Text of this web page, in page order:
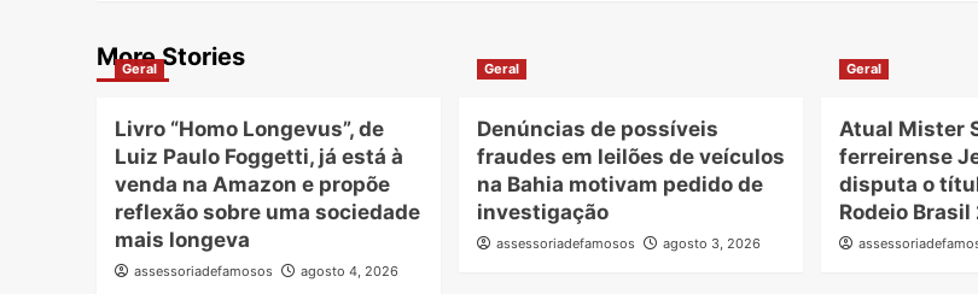
More Stories
Geral
Livro “Homo Longevus”, de
Luiz Paulo Foggetti, já está à
venda na Amazon e propõe
reflexão sobre uma sociedade
mais longeva
assessoriadefamosos agosto 4, 2026
Geral
Denúncias de possíveis
fraudes em leilões de veículos
na Bahia motivam pedido de
investigação
assessoriadefamosos agosto 3, 2026
Geral
Atual Mister
ferreirense
disputa o
Rodeio